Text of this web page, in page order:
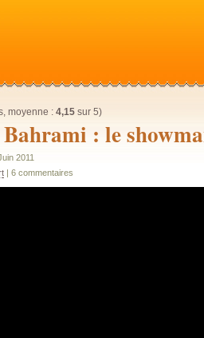
moyenne : 4,15sur 5)
: le
2011
| 6 commentaires